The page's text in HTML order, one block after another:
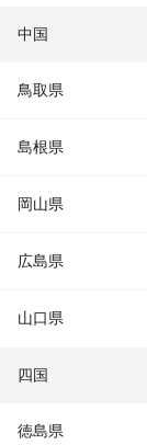
中国
鳥取県
島根県
岡山県
広島県
山口県
四国
徳島県